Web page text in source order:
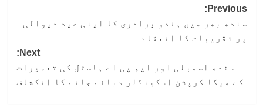
Post
navigation
Previous:
سندھ بھر میں ہندو برادری کا اپنی عید دیوالی
پر تقریبات کا انعقاد
Next:
سندھ اسمبلی اور ایم پی اے ہاسٹل کی تعمیرات
کے میگا کرپشن اسکینڈلز دبائے جانے کا انکشاف